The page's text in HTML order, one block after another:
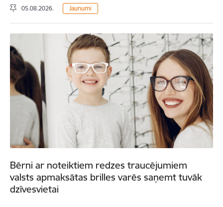
05.08.2026. Jaunumi
Bērni ar noteiktiem redzes traucējumiem
valsts apmaksātas brilles varēs saņemt tuvāk
dzīvesvietai